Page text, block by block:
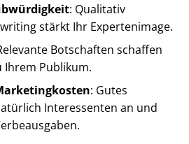
: Qualitativ
stärkt Ihr Expertenimage.
Botschaften schaffen
Ihrem Publikum.
: Gutes
Interessenten an und